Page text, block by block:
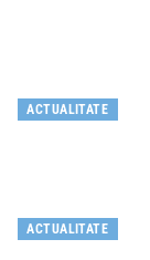
ACTUALITATE
ACTUALITATE